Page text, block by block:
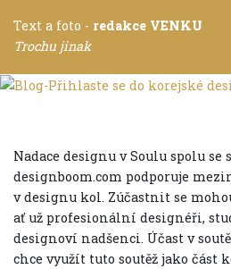
Text a foto - redakce VENKU
Trochu jinak
Nadace designu v Soulu spolu se
designboom.com podporuje
v designu kol. Zúčastnit se
ať už profesionální designéři,
designoví nadšenci. Účast v
chce využít tuto soutěž jako část